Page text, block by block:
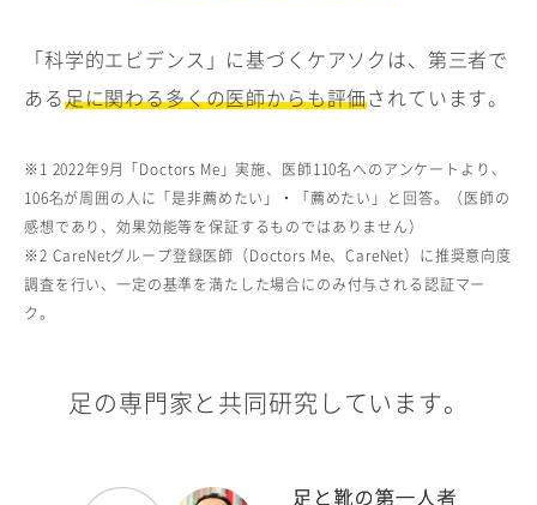
「科学的エビデンス」に基づくケアソクは、第三者で
ある足に関わる多くの医師からも評価されています。
※1 2022年9月「Doctors Me」実施、医師110名へのアンケートより、
106名が周囲の人に「是非薦めたい」・「薦めたい」と回答。（医師の
感想であり、効果効能等を保証するものではありません）
※2 CareNetグループ登録医師（Doctors Me、CareNet）に推奨意向度
調査を行い、一定の基準を満たした場合にのみ付与される認証マー
ク。
足の専門家と共同研究しています。